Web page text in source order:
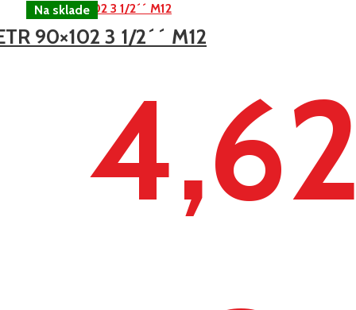
90×102 3 1/2´´ M12